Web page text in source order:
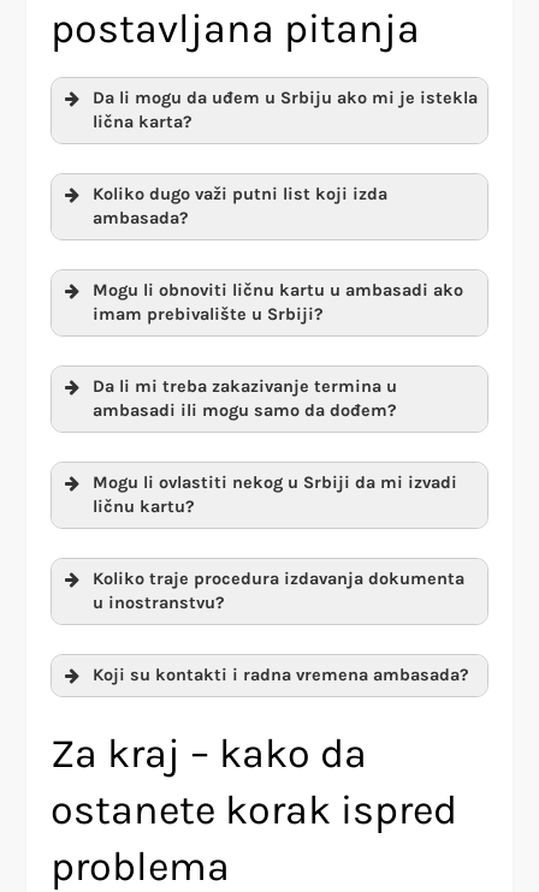
postavljana pitanja
Da li mogu da uđem u Srbiju ako mi je istekla
lična karta?
Koliko dugo važi putni list koji izda
ambasada?
Mogu li obnoviti ličnu kartu u ambasadi ako
imam prebivalište u Srbiji?
Da li mi treba zakazivanje termina u
ambasadi ili mogu samo da dođem?
Mogu li ovlastiti nekog u Srbiji da mi izvadi
ličnu kartu?
Koliko traje procedura izdavanja dokumenta
u inostranstvu?
Koji su kontakti i radna vremena ambasada?
Za kraj – kako da
ostanete korak ispred
problema